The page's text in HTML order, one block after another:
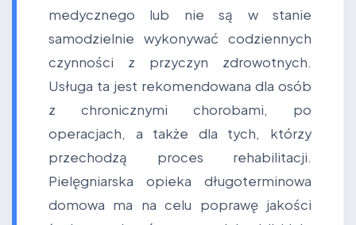
medycznego lub nie są w stanie
samodzielnie wykonywać codziennych
czynności z przyczyn zdrowotnych.
Usługa ta jest rekomendowana dla osób
z chronicznymi chorobami, po
operacjach, a także dla tych, którzy
przechodzą proces rehabilitacji.
Pielęgniarska opieka długoterminowa
domowa ma na celu poprawę jakości